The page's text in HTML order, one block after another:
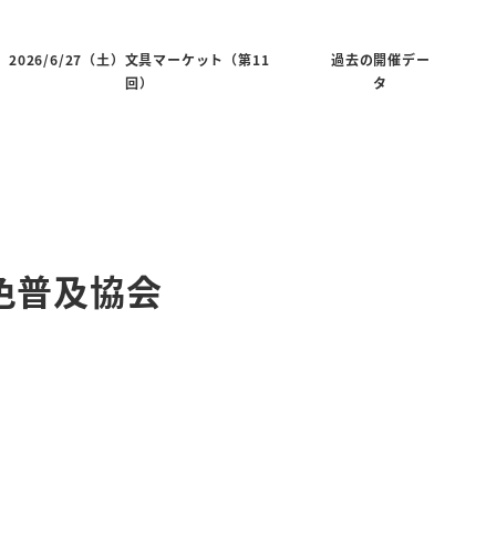
2026/6/27（土）文具マーケット（第11
回）
過去の開催デー
タ
及協会